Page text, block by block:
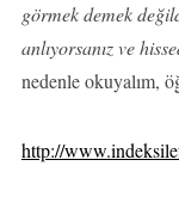
görmek demek
anlıyorsanız ve
nedenle okuyalım,
http://